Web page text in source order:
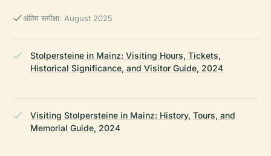
अंतिम समीक्षा: August 2025
Stolpersteine in Mainz: Visiting Hours, Tickets,
Historical Significance, and Visitor Guide, 2024
Visiting Stolpersteine in Mainz: History, Tours, and
Memorial Guide, 2024